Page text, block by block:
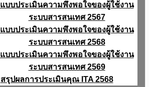
แบบประเมินความพึงพอใจของผู้ใช้งาน
ระบบสารสนเทศ 2567
แบบประเมินความพึงพอใจของผู้ใช้งาน
ระบบสารสนเทศ 2568
แบบประเมินความพึงพอใจของผู้ใช้งาน
ระบบสารสนเทศ 2569
สรุปผลการประเมินคุณ ITA 2568